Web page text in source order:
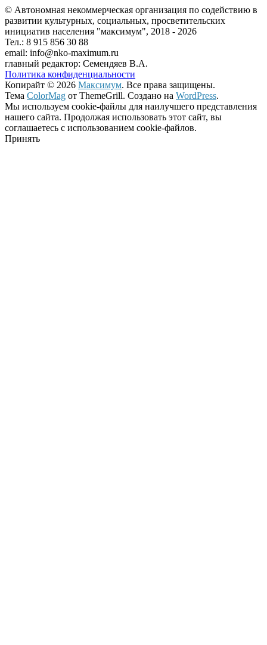
© Автономная некоммерческая организация по содействию в
развитии культурных, социальных, просветительских
инициатив населения "максимум", 2018 - 2026
Тел.: 8 915 856 30 88
email: info@nko-maximum.ru
главный редактор: Семендяев В.А.
Политика конфиденциальности
Копирайт © 2026 Максимум. Все права защищены.
Тема ColorMag от ThemeGrill. Создано на WordPress.
Мы используем cookie-файлы для наилучшего представления
нашего сайта. Продолжая использовать этот сайт, вы
соглашаетесь с использованием cookie-файлов.
Принять